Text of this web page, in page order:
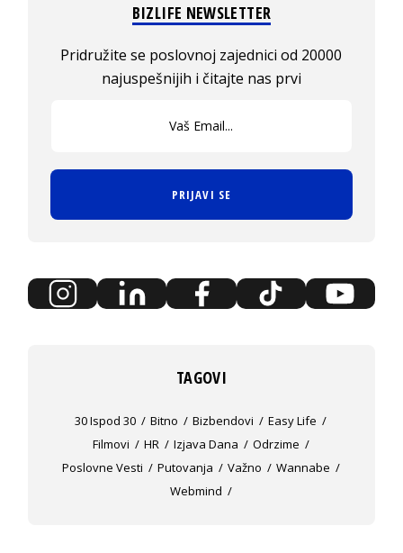
BIZLIFE NEWSLETTER
Pridružite se poslovnoj zajednici od 20000
najuspešnijih i čitajte nas prvi
PRIJAVI SE
TAGOVI
30 Ispod 30 Bitno Bizbendovi
Easy Life
Filmovi
HR Izjava Dana
Odrzime
Poslovne Vesti
Putovanja Važno
Wannabe
Webmind